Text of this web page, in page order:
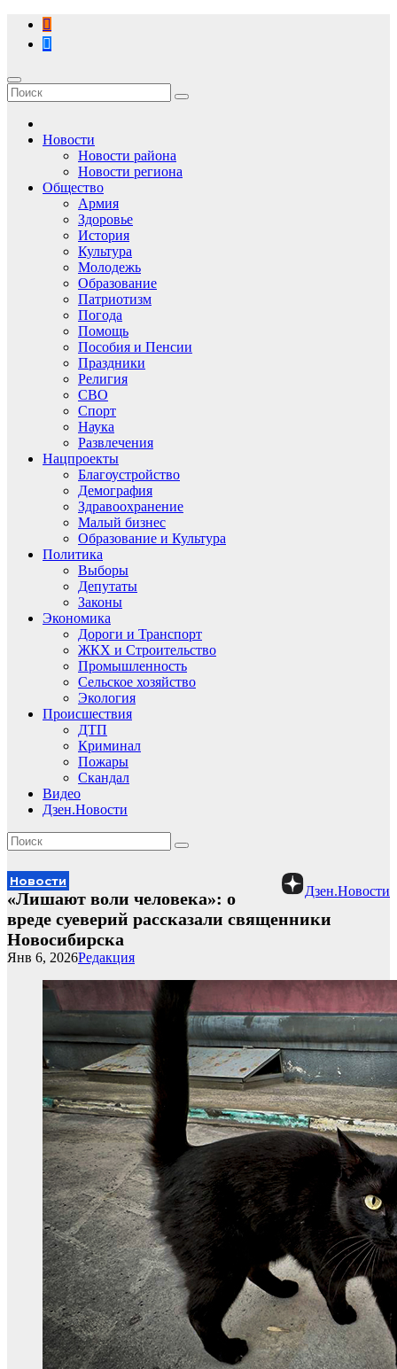
Перейти
содержимому
Новости
Новости района
Новости региона
Общество
Армия
Здоровье
История
Культура
Молодежь
Образование
Патриотизм
Погода
Помощь
Пособия и Пенсии
Праздники
Религия
СВО
Спорт
Наука
Развлечения
Нацпроекты
Благоустройство
Демография
Здравоохранение
Малый бизнес
Образование и Культура
Политика
Выборы
Депутаты
Законы
Экономика
Дороги и Транспорт
ЖКХ и Строительство
Промышленность
Сельское хозяйство
Экология
Происшествия
ДТП
Криминал
Пожары
Скандал
Видео
Дзен.Новости
Дзен.Новости
Новости
«Лишают воли человека»: о
вреде суеверий рассказали священники
Новосибирска
Редакция
Янв 6, 2026